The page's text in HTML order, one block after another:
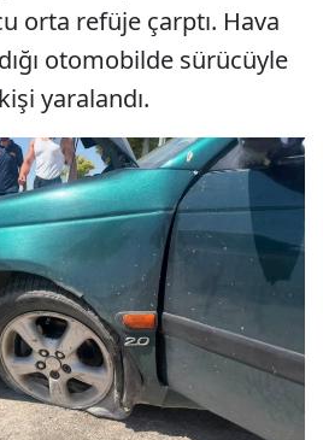
orta refüje çarptı. Hava
otomobilde sürücüyle
yaralandı.